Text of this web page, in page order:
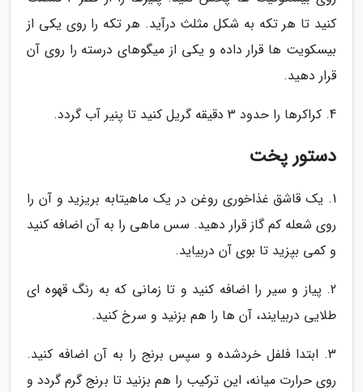
کنید تا هر تکه به شکل مثلث درآید. هر تکه را روی یکی از
بیسکویت ها قرار داده و یکی از میگوهای درسته را روی آن
قرار دهید.
4. کراکرها را حدود 3 دقیقه گریل کنید تا پنیر آب گردد.
دستور پخت
1. یک قاشق غذاخوری روغن در یک ماهیتابه بریزید و آن را
روی شعله کم گاز قرار دهید. سس ماهی را به آن اضافه کنید
و کمی بپزید تا بوی آن دربیاید.
2. پیاز و سیر را اضافه کنید و تا زمانی که به رنگ قهوه ای
طلایی دربیایند، آن ها را هم بزنید و سرخ کنید.
3. ابتدا فلفل خردشده و سپس برنج را به آن اضافه کنید.
روی حرارت میانه، این ترکیب را هم بزنید تا برنج گرم گردد و